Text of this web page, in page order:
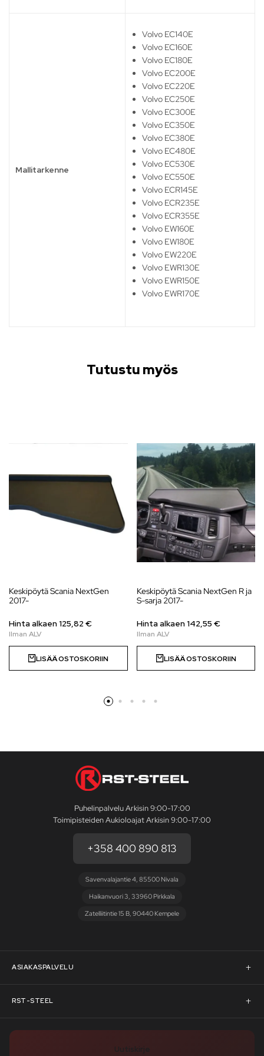
Mallitarkenne
Volvo EC140E
Volvo EC160E
Volvo EC180E
Volvo EC200E
Volvo EC220E
Volvo EC250E
Volvo EC300E
Volvo EC350E
Volvo EC380E
Volvo EC480E
Volvo EC530E
Volvo EC550E
Volvo ECR145E
Volvo ECR235E
Volvo ECR355E
Volvo EW160E
Volvo EW180E
Volvo EW220E
Volvo EWR130E
Volvo EWR150E
Volvo EWR170E
Tutustu myös
Keskipöytä Scania NextGen
2017-
Hinta alkaen 125,82 €
LISÄÄ OSTOSKORIIN
Keskipöytä Scania NextGen R ja
S-sarja 2017-
Hinta alkaen142,55 €
LISÄÄ OSTOSKORIIN
Puhelinpalvelu Arkisin 9:00-17:00
Toimipisteiden Aukioloajat Arkisin 9:00-17:00
+358 400 890 813
Savenvalajantie 4, 85500 Nivala
Haikanvuori 3, 33960 Pirkkala
Zatelliitintie 15 B, 90440 Kempele
ASIAKASPALVELU
Asiakaspalvelu
Pyydä tarjous
RST-STEEL
RST-Steelin tarina
Uutiskirje